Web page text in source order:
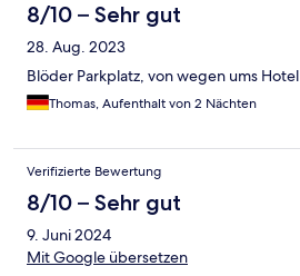
8/10 – Sehr gut
28. Aug. 2023
Blöder Parkplatz, von wegen ums Hotel
Thomas, Aufenthalt von 2 Nächten
Verifizierte Bewertung
8/10 – Sehr gut
9. Juni 2024
Mit Google übersetzen